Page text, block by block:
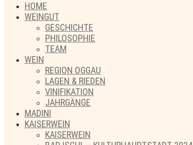
HOME
WEINGUT
GESCHICHTE
PHILOSOPHIE
TEAM
WEIN
REGION OGGAU
LAGEN & RIEDEN
VINIFIKATION
JAHRGÄNGE
MADINI
KAISERWEIN
KAISERWEIN